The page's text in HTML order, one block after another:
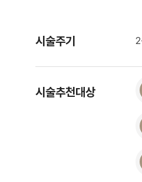
시술주기
시술추천대상